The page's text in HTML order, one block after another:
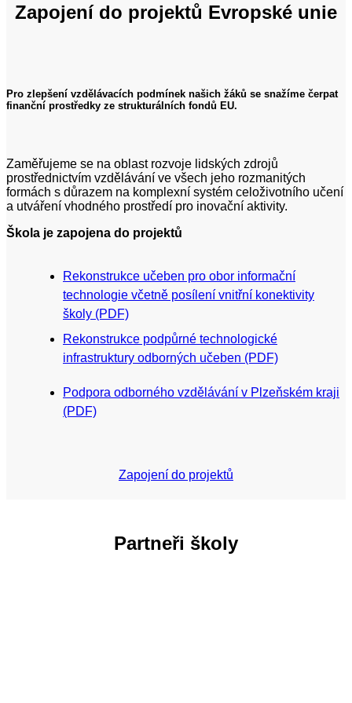
Zapojení do projektů Evropské unie
Pro zlepšení vzdělávacích podmínek našich žáků se snažíme čerpat
finanční prostředky ze strukturálních fondů EU.
Zaměřujeme se na oblast rozvoje lidských zdrojů
prostřednictvím vzdělávání ve všech jeho rozmanitých
formách s důrazem na komplexní systém celoživotního učení
a utváření vhodného prostředí pro inovační aktivity.
Škola je zapojena do projektů
Rekonstrukce učeben pro obor informační
technologie včetně posílení vnitřní konektivity
školy (PDF)
Rekonstrukce podpůrné technologické
infrastruktury odborných učeben (PDF)
Podpora odborného vzdělávání v Plzeňském kraji
(PDF)
Zapojení do projektů
Partneři školy